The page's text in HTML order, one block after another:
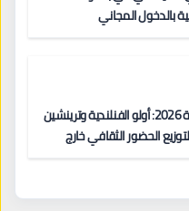
عاصمتا الثقافة الأوروبية 2026: أولو الفنلندية وترينشين
الحضور الثقافي خارج